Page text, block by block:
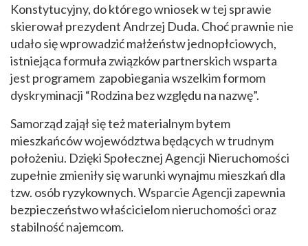
Konstytucyjny, do którego wniosek w tej sprawie
skierował prezydent Andrzej Duda. Choć prawnie nie
udało się wprowadzić małżeństw jednopłciowych,
istniejąca formuła związków partnerskich wsparta
jest programem zapobiegania wszelkim formom
dyskryminacji “Rodzina bez względu na nazwę”.
Samorząd zajął się też materialnym bytem
mieszkańców województwa będących w trudnym
położeniu. Dzięki Społecznej Agencji Nieruchomości
zupełnie zmieniły się warunki wynajmu mieszkań dla
tzw. osób ryzykownych. Wsparcie Agencji zapewnia
bezpieczeństwo właścicielom nieruchomości oraz
stabilność najemcom.